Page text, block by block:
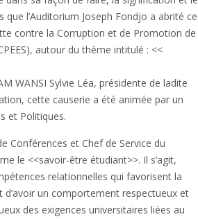
l’Auditorium Joseph Fondjo a abrité ce
contre la Corruption et de Promotion de
autour du thème intitulé : <<
WANSI Sylvie Léa, présidente de ladite
cette causerie a été animée par un
et Politiques.
Conférences et Chef de Service du
le <<savoir-être étudiant>>. Il s’agit,
relationnelles qui favorisent la
d’avoir un comportement respectueux et
des exigences universitaires liées au